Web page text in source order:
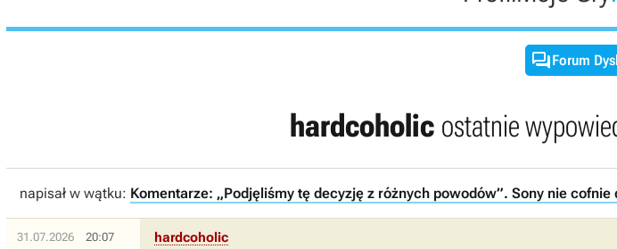
Forum
hardcoholic ostatnie
napisał w wątku: Komentarze: „Podjęliśmy tę decyzję z różnych powodów”. Sony nie
31.07.2026 20:07 hardcoholic